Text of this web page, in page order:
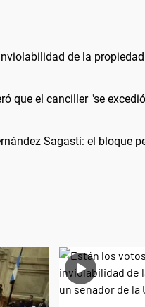
de la
que el canciller "se
Sagasti: el bloque